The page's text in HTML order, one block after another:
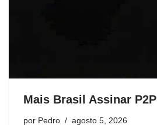
Mais Brasil Assinar P2P
por Pedro agosto 5, 2026